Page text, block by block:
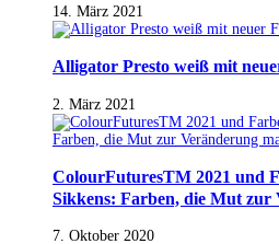
14. März 2021
Alligator Presto weiß mit
2. März 2021
ColourFuturesTM 2021 und
Sikkens: Farben, die Mut zur
7. Oktober 2020